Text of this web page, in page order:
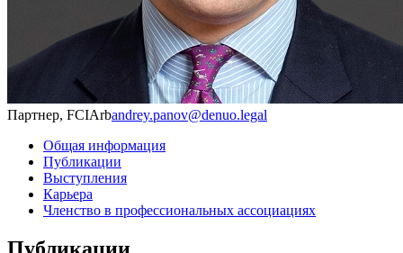
Партнер, FCIArbandrey.panov@denuo.legal
Общая информация
Публикации
Выступления
Карьера
Членство в профессиональных ассоциациях